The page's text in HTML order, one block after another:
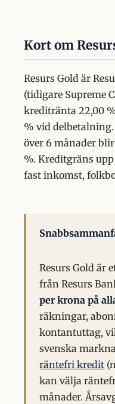
Kort om
Resurs Gold är
(tidigare Supreme
kreditränta 22,00
% vid
över 6 månader
%. Kreditgräns upp
fast inkomst,
Resurs Gold är
från Resurs
per krona på
räkningar,
kontantuttag,
svenska
räntefri kredit
kan välja
månader.